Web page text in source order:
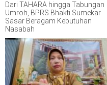
Dari TAHARA hingga Tabungan
Umroh, BPRS Bhakti Sumekar
Sasar Beragam Kebutuhan
Nasabah